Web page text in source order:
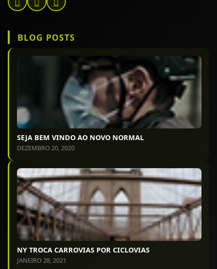
BLOG POSTS
SEJA BEM VINDO AO NOVO NORMAL
DEZEMBRO 20, 2020
NY TROCA CARROVIAS POR CICLOVIAS
JANEIRO 28, 2021